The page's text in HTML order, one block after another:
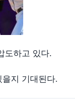
도하고 있다.
지 기대된다.